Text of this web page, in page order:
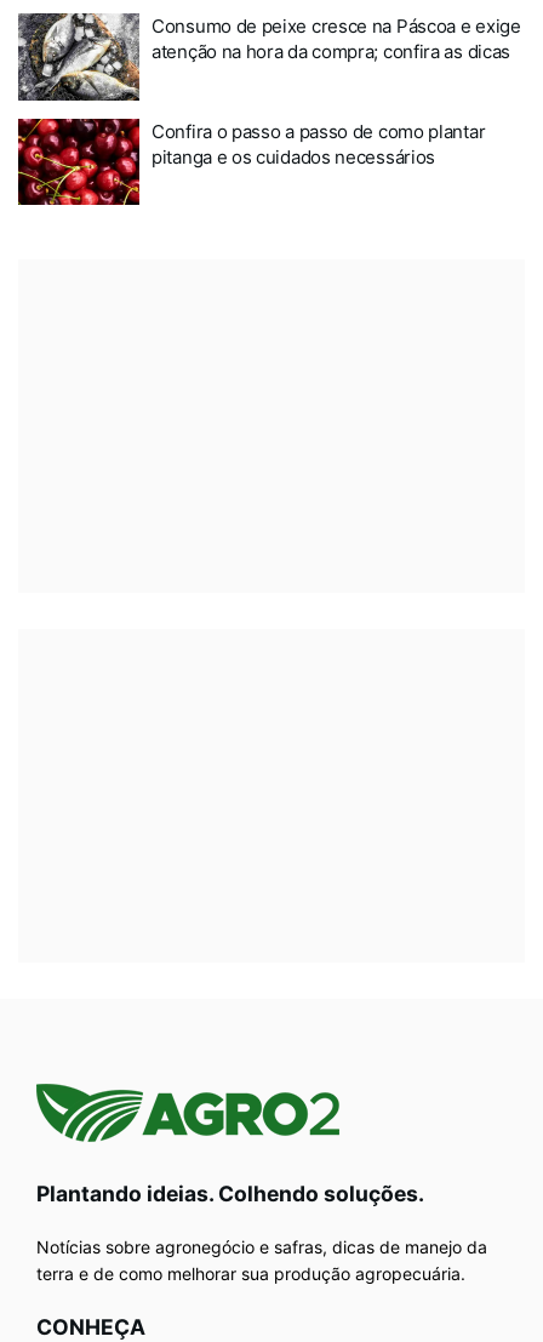
Consumo de peixe cresce na Páscoa e exige
atenção na hora da compra; confira as dicas
Confira o passo a passo de como plantar
pitanga e os cuidados necessários
Plantando ideias. Colhendo soluções.
Notícias sobre agronegócio e safras, dicas de manejo da
terra e de como melhorar sua produção agropecuária.
CONHEÇA